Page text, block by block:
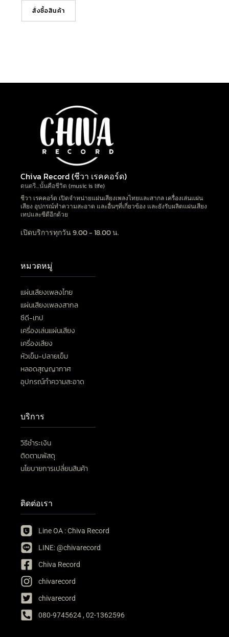
สั่งซื้อสินค้า
Chiva Record (ชีวา เรคคอร์ด)
ดนตรี…นั้นคือชีวิต (music is life)
ชีวา เรคคอร์ด เปิดจำหน่ายแผ่นเสียงเพลงไทยและสากล เครื่องเล่นแผ่น
เสียง อุปกรณ์ทำความสะอาด และอื่นๆที่เกี่ยวข้อง และยังรับผลิตแผ่นเสียง
เทปและซีดีอีกด้วย
เปิดบริการทุกวัน 9.00 - 18.00 น.
หมวดหมู่
แผ่นเสียงเพลงไทย
แผ่นเสียงเพลงสากล
ซีดี-เทป
เครื่องเล่นแผ่นเสียง
เครื่องเสียง
หัวเข็ม-ปลายเข็ม
หลอดสุญญากาศ
อุปกรณ์ทำความสะอาด
บริการ
วิธีชำระเงิน
ติดตามพัสดุ
นโยบายการเปลี่ยนสินค้า
ติดต่อเรา
Line OA : Chiva Record
LINE: @chivarecord
Chiva Record
chivarecord
chivarecord
080-9745624 , 02-1362596